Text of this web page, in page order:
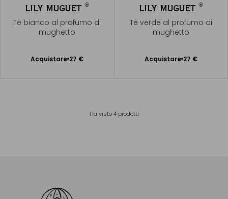
LILY MUGUET®
Tè bianco al profumo di
mughetto
Acquistare 27 €
Aggiungere
LILY MUGUET ®
Tè verde al profumo di
mughetto
Acquistare 27 €
Aggiungere
Ha visto4prodotti